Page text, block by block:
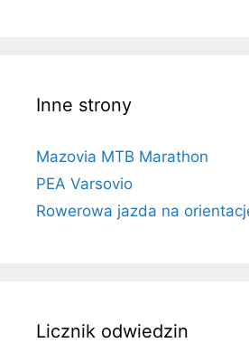
Inne strony
Mazovia MTB Marathon
PEA Varsovio
Rowerowa jazda na
Licznik odwiedzin